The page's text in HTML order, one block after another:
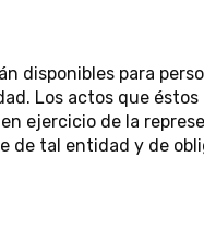
disponibles para
Los actos que
ejercicio de la
de tal entidad y de